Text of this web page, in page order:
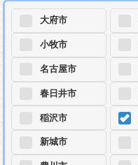
大府市
小牧市
名古屋市
春日井市
稲沢市
新城市